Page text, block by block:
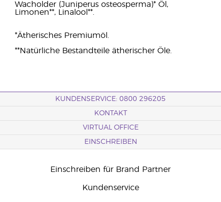
Wacholder (Juniperus osteosperma)* Öl,
Limonen**, Linalool**.
*Ätherisches Premiumöl.
**Natürliche Bestandteile ätherischer Öle.
KUNDENSERVICE: 0800 296205
KONTAKT
VIRTUAL OFFICE
EINSCHREIBEN
Einschreiben für Brand Partner
Kundenservice